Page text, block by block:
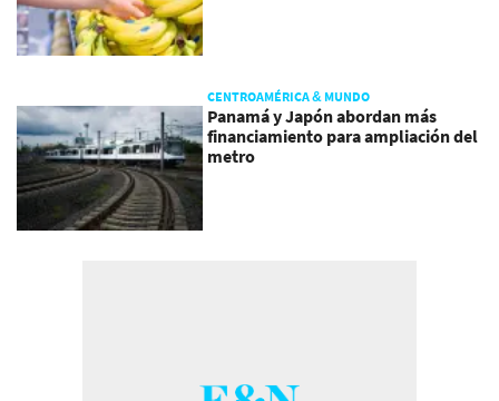
CENTROAMÉRICA & MUNDO
Panamá y Japón abordan más
financiamiento para ampliación del
metro